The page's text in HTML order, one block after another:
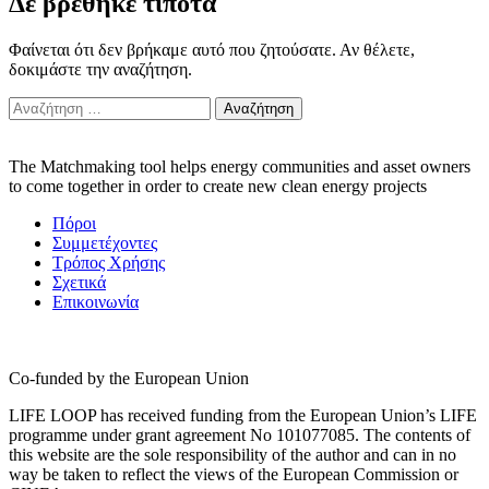
Φαίνεται ότι δεν βρήκαμε αυτό που ζητούσατε. Αν θέλετε,
δοκιμάστε την αναζήτηση.
Αναζήτηση
για:
The Matchmaking tool helps energy communities and asset owners
to come together in order to create new clean energy projects
Πόροι
Συμμετέχοντες
Τρόπος Χρήσης
Σχετικά
Επικοινωνία
Co-funded by the European Union
LIFE LOOP has received funding from the European Union’s LIFE
programme under grant agreement No 101077085. The contents of
this website are the sole responsibility of the author and can in no
way be taken to reflect the views of the European Commission or